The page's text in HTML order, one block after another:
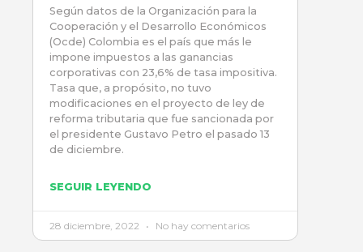
Según datos de la Organización para la
Cooperación y el Desarrollo Económicos
(Ocde) Colombia es el país que más le
impone impuestos a las ganancias
corporativas con 23,6% de tasa impositiva.
Tasa que, a propósito, no tuvo
modificaciones en el proyecto de ley de
reforma tributaria que fue sancionada por
el presidente Gustavo Petro el pasado 13
de diciembre.
SEGUIR LEYENDO
28 diciembre, 2022 No hay comentarios